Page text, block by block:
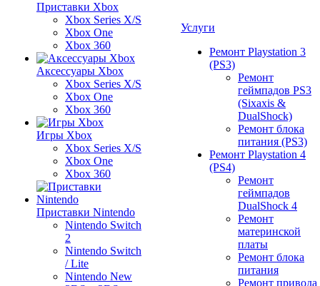
Приставки Xbox
Xbox Series X/S
Xbox One
Xbox 360
Аксессуары Xbox
Xbox Series X/S
Xbox One
Xbox 360
Игры Xbox
Xbox Series X/S
Xbox One
Xbox 360
Приставки Nintendo
Nintendo Switch
2
Nintendo Switch
/ Lite
Nintendo New
Услуги
Ремонт Playstation 3
(PS3)
Ремонт
геймпадов PS3
(Sixaxis &
DualShock)
Ремонт блока
питания (PS3)
Ремонт Playstation 4
(PS4)
Ремонт
геймпадов
DualShock 4
Ремонт
материнской
платы
Ремонт блока
питания
Ремонт привода